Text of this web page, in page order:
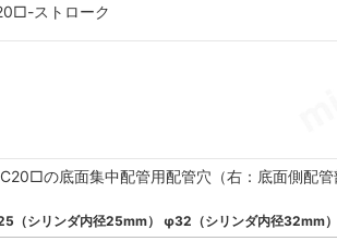
ストローク
の底面集中配管用配管穴（右：底面側配
（シリンダ内径25mm） φ32（シリンダ内径32mm